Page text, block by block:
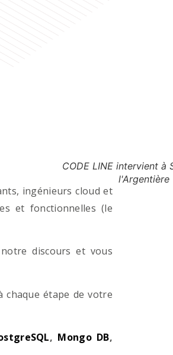
ingénieurs cloud et
et fonctionnelles (le
discours et vous
chaque étape de votre
, Mongo DB,
CODE LINE intervient à
l'Argentière